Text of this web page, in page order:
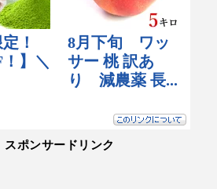
スポンサードリンク